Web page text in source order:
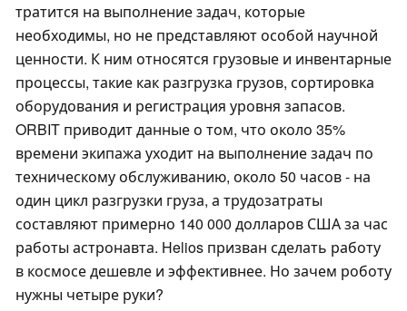
тратится на выполнение задач, которые
необходимы, но не представляют особой научной
ценности. К ним относятся грузовые и инвентарные
процессы, такие как разгрузка грузов, сортировка
оборудования и регистрация уровня запасов.
ORBIT приводит данные о том, что около 35%
времени экипажа уходит на выполнение задач по
техническому обслуживанию, около 50 часов - на
один цикл разгрузки груза, а трудозатраты
составляют примерно 140 000 долларов США за час
работы астронавта. Helios призван сделать работу
в космосе дешевле и эффективнее. Но зачем роботу
нужны четыре руки?